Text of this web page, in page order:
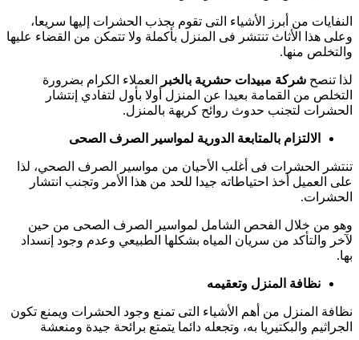
النفايات من أبرز الأشياء التى تقوم بجذب الحشرات إليها سريعا،
وعلى هذا الأثاث تنتشر فى المنزل بأكملة ولا تتمكن من القضاء عليها
والتخلص منها.
لذا تنصح شركة مبيدات حشرية بالخبر
العملاء الكرام بضرورة
التخلص من القمامة بعيدا عن المنزل أولا بأول لتفادي إنتشار
الحشرات لتجنب حدوث روائح كريهة بالمنزل.
الالتزام بالمتابعة الدورية لمواسير الصرف الصحى
تنتشر الحشرات فى أغلب الأحيان من مواسير الصرف الصحي، لذا
على العميل أخذ احتياطاته جيدا للحد من هذا الأمر وتجنب انتشار
الحشرات.
وهو من خلال الفحص الشامل لمواسير الصرف الصحى من حين
لآخر والتأكد من سريان المياه بشكلها الطبيعي وعدم وجود إنسداد
بها.
نظافة المنزل وتعقيمه
نظافة المنزل من أهم الأشياء التى تمنع وجود الحشرات ويمنع تكون
الجراثيم والبكتيريا به، وتجعله دائما يتمتع برائحة جيدة ومنعشة